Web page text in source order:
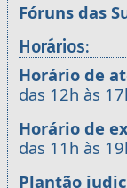
Fóruns das
Horários:
Horário de
das 12h às
Horário de
das 11h às
Plantão